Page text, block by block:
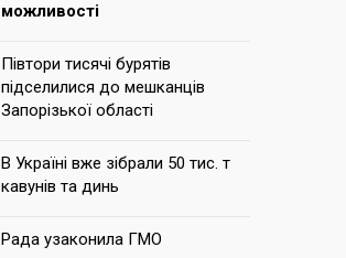
можливості
Півтори тисячі бурятів
підселилися до мешканців
Запорізької області
В Україні вже зібрали 50 тис. т
кавунів та динь
Рада узаконила ГМО